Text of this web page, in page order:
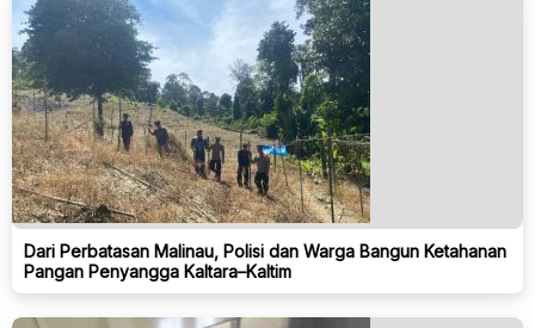
Dari Perbatasan Malinau, Polisi dan Warga Bangun Ketahanan
Pangan Penyangga Kaltara–Kaltim